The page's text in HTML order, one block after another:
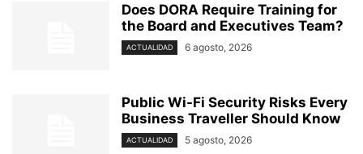
Does DORA Require Training for
the Board and Executives Team?
ACTUALIDAD 6 agosto, 2026
Public Wi-Fi Security Risks Every
Business Traveller Should Know
ACTUALIDAD 5 agosto, 2026